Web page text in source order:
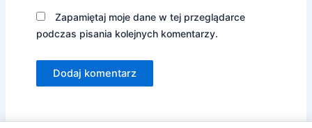
Zapamiętaj moje dane w tej przeglądarce
podczas pisania kolejnych komentarzy.